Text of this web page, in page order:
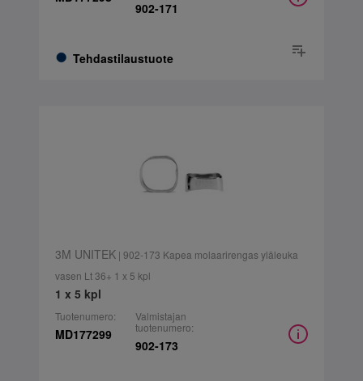
Tehdastilaustuote
902-171
3M UNITEK| 902-173 Kapea molaarirengas yläleuka
vasen Lt 36+ 1 x 5 kpl
1 x 5 kpl
Tuotenumero:
MD177299
Valmistajan
tuotenumero:
902-173